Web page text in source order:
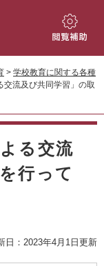
閲
補
助
> 学校教育に関する各種
交流及び共同学習」の取
る交流
行って
日：2023年4月1日更新